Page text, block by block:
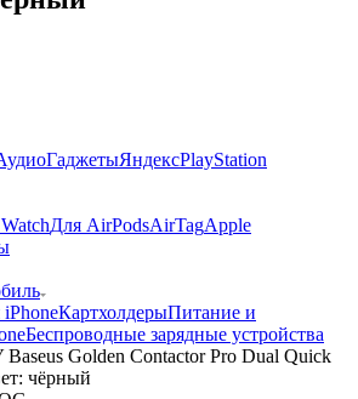
ГаджетыЯндексPlayStation
Для AirPodsAirTagApple
КартхолдерыПитание и
Беспроводные зарядные устройства
Golden Contactor Pro Dual Quick
чёрный